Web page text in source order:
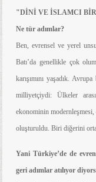
"DİNİ VE İSLAMCI
Ne tür adımlar?
Ben, evrensel ve yerel
Batı’da genellikle çok
karışımını yaşadık.
milliyetçiydi: Ülkeler
ekonominin
oluşturuldu. Biri diğerini
Yani Türkiye’de de
geri adımlar atılıyor